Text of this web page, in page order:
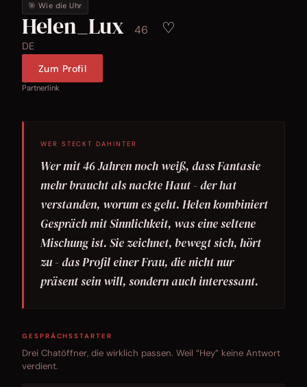
🎯 Wie die Uhr
Helen_Lux 46 ♡
DE
Zum Profil
Partnerlink
WER STECKT DAHINTER
Wer mit 46 Jahren noch weiß, dass Fantasie
mehr braucht als nackte Haut - der hat
verstanden, worum es geht. Helen kombiniert
Gespräch mit Sinnlichkeit, was eine seltene
Mischung ist. Sie zeichnet, bewegt sich, hört
zu - das Profil einer Frau, die nicht nur
präsent sein will, sondern auch interessant.
GESPRÄCHSSTARTER
Drei Chatöffner, die wirklich passen. Weil “Hey” keine Antwort
verdient.